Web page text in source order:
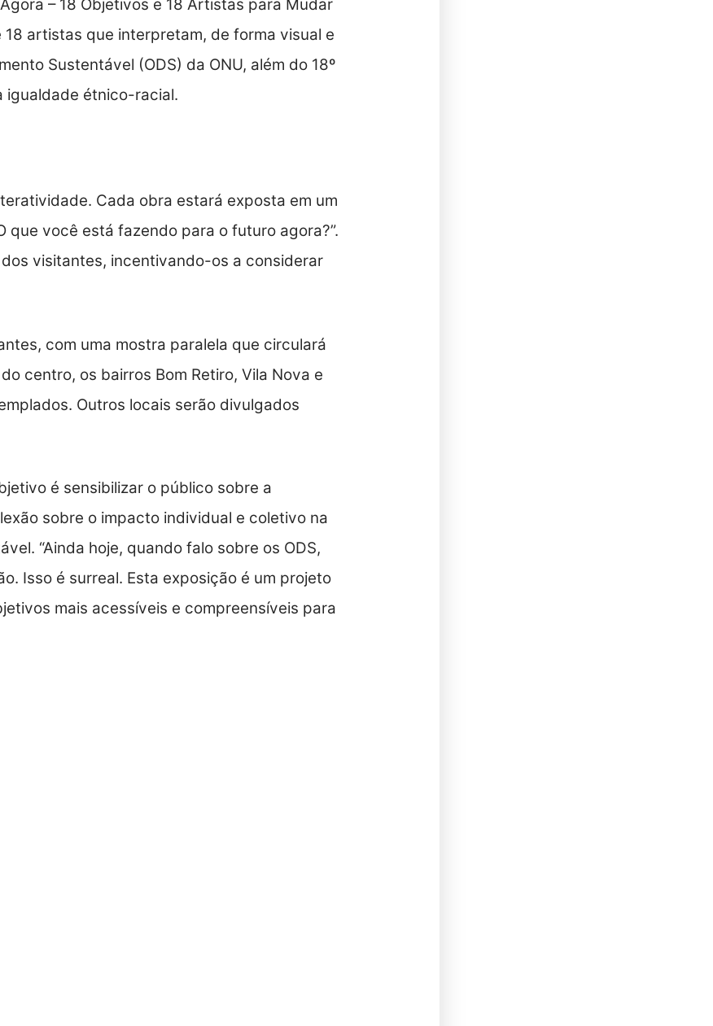
– 18 Objetivos e 18 Artistas para Mudar
artistas que interpretam, de forma visual e
Sustentável (ODS) da ONU, além do 18º
igualdade étnico-racial.
Cada obra estará exposta em um
que você está fazendo para o futuro agora?”.
visitantes, incentivando-os a considerar
com uma mostra paralela que circulará
centro, os bairros Bom Retiro, Vila Nova e
Outros locais serão divulgados
é sensibilizar o público sobre a
sobre o impacto individual e coletivo na
“Ainda hoje, quando falo sobre os ODS,
Isso é surreal. Esta exposição é um projeto
mais acessíveis e compreensíveis para